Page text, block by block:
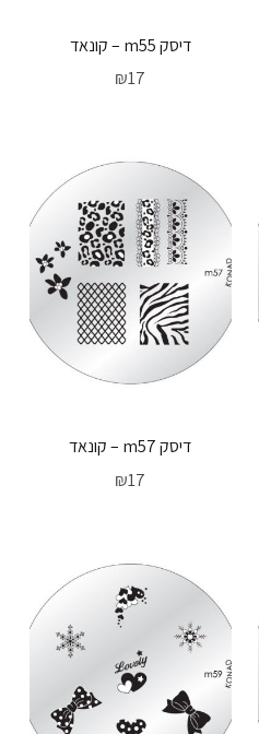
דיסק m55 – קונאד
₪17
דיסק m57 – קונאד
₪17